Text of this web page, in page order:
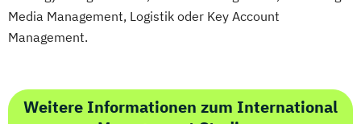
Online Marketing
Online Marketing (DE/EN)
Personalmanagement (DE/EN) Pflege
Soziale Arbeit
Soziale Arbeit im Online-Abendstudium
Therapiewissenschaften - Ergotherapie
Therapiewissenschaften - Logopädie
Media Management, Logistik oder Key Account
Management.
Weitere Informationen zum International